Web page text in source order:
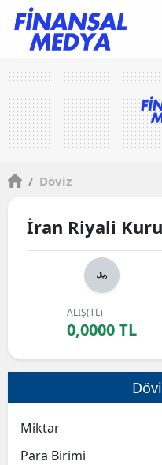
/ Döviz
İran Riyali Kuru
ALIŞ(TL)
0,0000 TL
Miktar
Para Birimi